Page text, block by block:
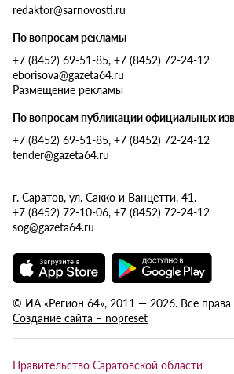
redaktor@sarnovosti.ru
По вопросам рекламы
+7 (8452) 69-51-85, +7 (8452) 72-24-12
eborisova@gazeta64.ru
Размещение рекламы
По вопросам публикации официальных
+7 (8452) 69-51-85, +7 (8452) 72-24-12
tender@gazeta64.ru
г. Саратов, ул. Сакко и Ванцетти, 41.
+7 (8452) 72-10-06, +7 (8452) 72-24-12
sog@gazeta64.ru
© ИА «Регион 64», 2011 — 2026. Все
Создание сайта – nopreset
Правительство Саратовской области